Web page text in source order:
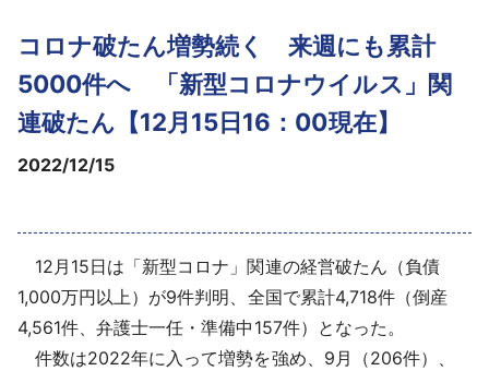
会社案内
商品・サービス
採用情報
よくあるご質問
English
コロナ破たん増勢続く 来週にも累計
5000件へ 「新型コロナウイルス」関
連破たん【12月15日16：00現在】
2022/12/15
12月15日は「新型コロナ」関連の経営破たん（負債
1,000万円以上）が9件判明、全国で累計4,718件（倒産
4,561件、弁護士一任・準備中157件）となった。
件数は2022年に入って増勢を強め、9月（206件）、